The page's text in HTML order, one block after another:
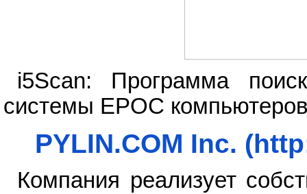
i5Scan: Программа
системы EPOC
PYLIN.COM Inc.
Компания реализует